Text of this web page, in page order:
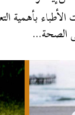
الأطباء بأهمية
الصحة…